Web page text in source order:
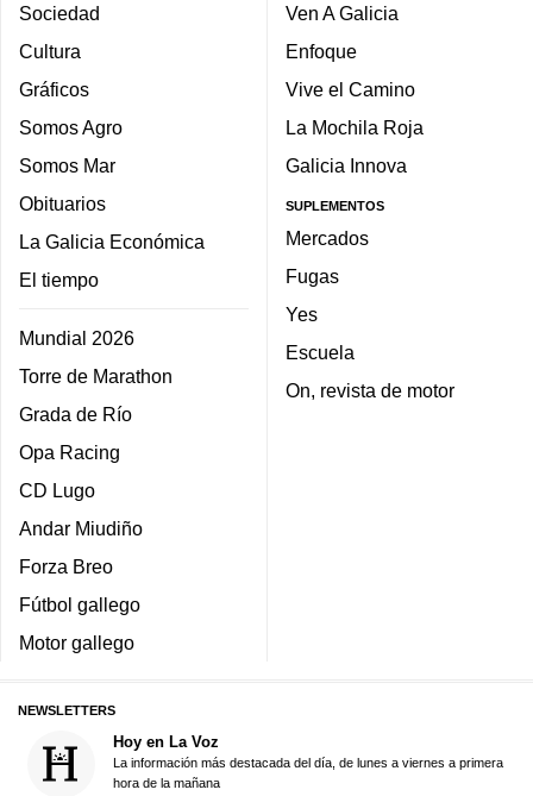
Sociedad
Cultura
Gráficos
Somos Agro
Somos Mar
Obituarios
La Galicia Económica
El tiempo
Mundial 2026
Torre de Marathon
Grada de Río
Opa Racing
CD Lugo
Andar Miudiño
Forza Breo
Fútbol gallego
Motor gallego
Ven A Galicia
Enfoque
Vive el Camino
La Mochila Roja
Galicia Innova
SUPLEMENTOS
Mercados
Fugas
Yes
Escuela
On, revista de motor
NEWSLETTERS
Hoy en La Voz
La información más destacada del día, de lunes a viernes a primera
hora de la mañana